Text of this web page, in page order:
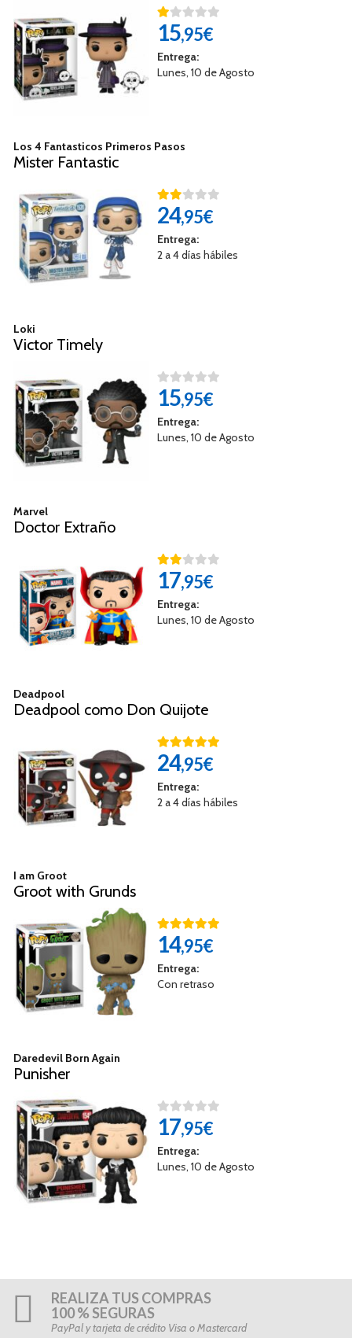
15,95€
Entrega:
Lunes, 10 de Agosto
Los 4 Fantasticos Primeros Pasos
Mister Fantastic
24,95€
Entrega:
2 a 4 días hábiles
Loki
Victor Timely
15,95€
Entrega:
Lunes, 10 de Agosto
Marvel
Doctor Extraño
17,95€
Entrega:
Lunes, 10 de Agosto
Deadpool
Deadpool como Don Quijote
24,95€
Entrega:
2 a 4 días hábiles
I am Groot
Groot with Grunds
14,95€
Entrega:
Con retraso
Daredevil Born Again
Punisher
17,95€
Entrega:
Lunes, 10 de Agosto
REALIZA TUS COMPRAS
100 % SEGURAS
PayPal y tarjeta de crédito Visa o Mastercard